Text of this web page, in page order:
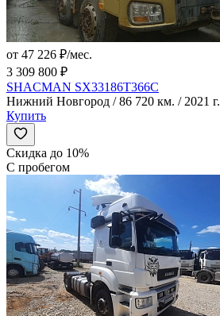
от 47 226 ₽/мес.
3 309 800 ₽
SHACMAN SX33186T366C
Нижний Новгород / 86 720 км. / 2021 г.
Купить
Скидка до 10%
С пробегом